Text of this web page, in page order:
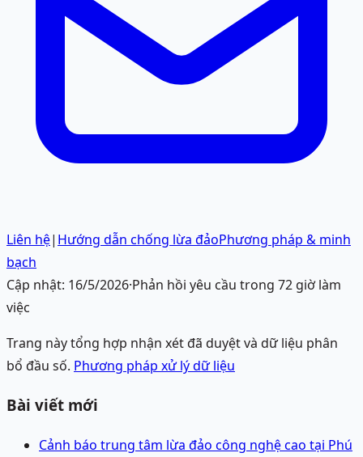
Liên hệ| Hướng dẫn chống lừa đảoPhương pháp & minh
bạch
Cập nhật: 16/5/2026·Phản hồi yêu cầu trong 72 giờ làm
việc
Trang này tổng hợp nhận xét đã duyệt và dữ liệu phân
bổ đầu số. Phương pháp xử lý dữ liệu
Bài viết mới
Cảnh báo trung tâm lừa đảo công nghệ cao tại Phú